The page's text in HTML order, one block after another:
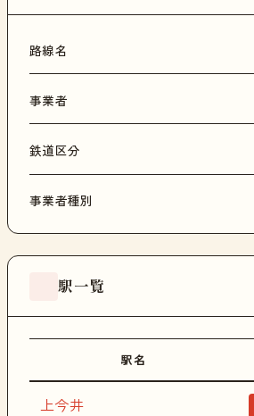
路線名
事業者
鉄道区分
事業者種別
駅一覧
駅名
上今井